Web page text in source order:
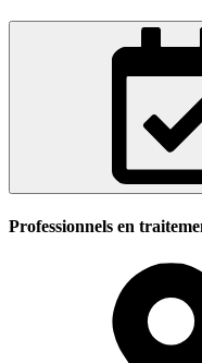
Professionnels en